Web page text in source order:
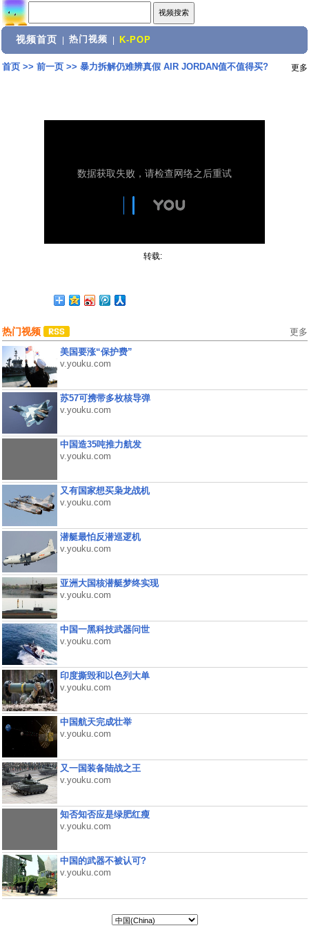
视频首页 热门视频 K-POP
首页>> 前一页>> 暴力拆解仍难辨真假 AIR JORDAN值不值得买? 更多
转载:
热门视频 更多
美国要涨“保护费”
v.youku.com
苏57可携带多枚核导弹
v.youku.com
中国造35吨推力航发
v.youku.com
又有国家想买枭龙战机
v.youku.com
潜艇最怕反潜巡逻机
v.youku.com
亚洲大国核潜艇梦终实现
v.youku.com
中国一黑科技武器问世
v.youku.com
印度撕毁和以色列大单
v.youku.com
中国航天完成壮举
v.youku.com
又一国装备陆战之王
v.youku.com
知否知否应是绿肥红瘦
v.youku.com
中国的武器不被认可?
v.youku.com